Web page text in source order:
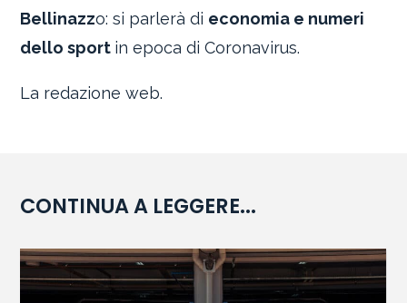
Bellinazzo: si parlerà di economia e numeri
dello sport in epoca di Coronavirus.
La redazione web.
CONTINUA A LEGGERE...